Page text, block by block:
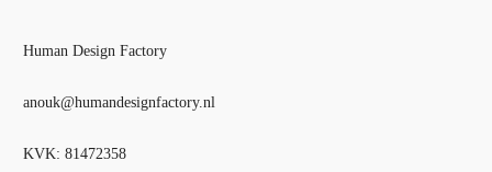
Human Design Factory
anouk@humandesignfactory.nl
KVK: 81472358